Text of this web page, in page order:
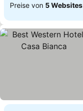
Preise von 5 Websites